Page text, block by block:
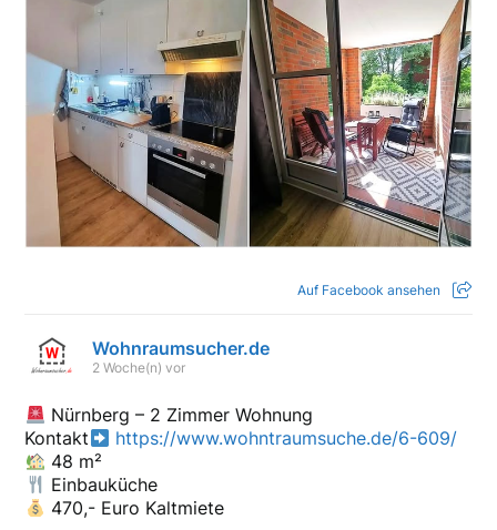
Auf Facebook ansehen
Wohnraumsucher.de
2 Woche(n) vor
Nürnberg – 2 Zimmer Wohnung
Kontakt
https://www.wohntraumsuche.de/6-609/
48 m²
Einbauküche
470,- Euro Kaltmiete